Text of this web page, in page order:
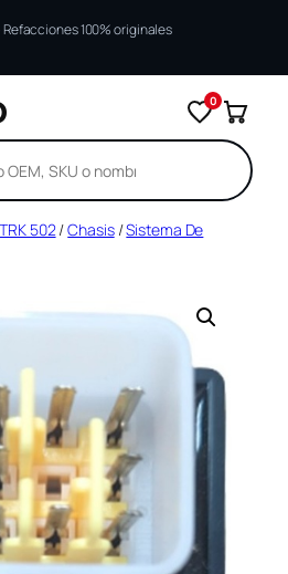
Refacciones 100% originales
0
TRK 502/Chasis/Sistema De